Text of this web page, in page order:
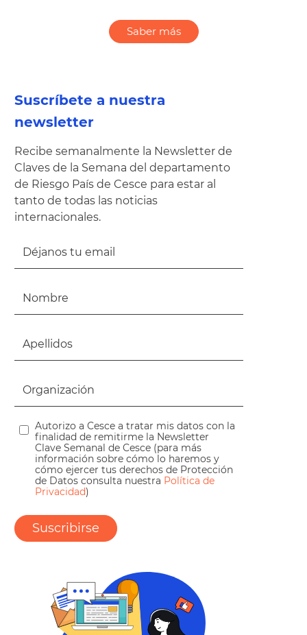
Saber más
Suscríbete a nuestra
newsletter
Recibe semanalmente la Newsletter de
Claves de la Semana del departamento
de Riesgo País de Cesce para estar al
tanto de todas las noticias
internacionales.
Autorizo a Cesce a tratar mis datos con la
finalidad de remitirme la Newsletter
Clave Semanal de Cesce (para más
información sobre cómo lo haremos y
cómo ejercer tus derechos de Protección
de Datos consulta nuestra Política de
Privacidad)